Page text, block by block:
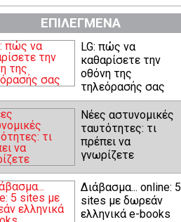
ΕΠΙΛΕΓΜΕΝΑ
LG: πώς να
καθαρίσετε την
οθόνη της
τηλεόρασής σας
Νέες αστυνομικές
ταυτότητες: τι
πρέπει να
γνωρίζετε
Διάβασμα... online: 5
sites με δωρεάν
ελληνικά e-books